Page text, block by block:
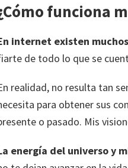
funciona
internet existen
de todo lo que se
realidad, no resulta tan
para obtener sus
o pasado. Mis
energía del universo y